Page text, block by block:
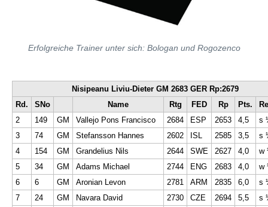
Erfolgreiche Trainer unter sich: Bologan und Rogozenco
Nisipeanu Liviu-DieterGM 2683 GER Rp:2679
Rd.
SNo Name Rtg FED Rp Pts.
2
149 GM Vallejo Pons Francisco 2684 ESP 2653 4,5
s
3
74 GM Stefansson Hannes 2602 ISL 2585 3,5
s
4
154 GM Grandelius Nils 2644 SWE 2627 4,0
w
5
34 GM Adams Michael 2744 ENG 2683 4,0
w
6
6 GM Aronian Levon 2781 ARM 2835 6,0
s
7
24 GM Navara David 2730 CZE 2694 5,5
s